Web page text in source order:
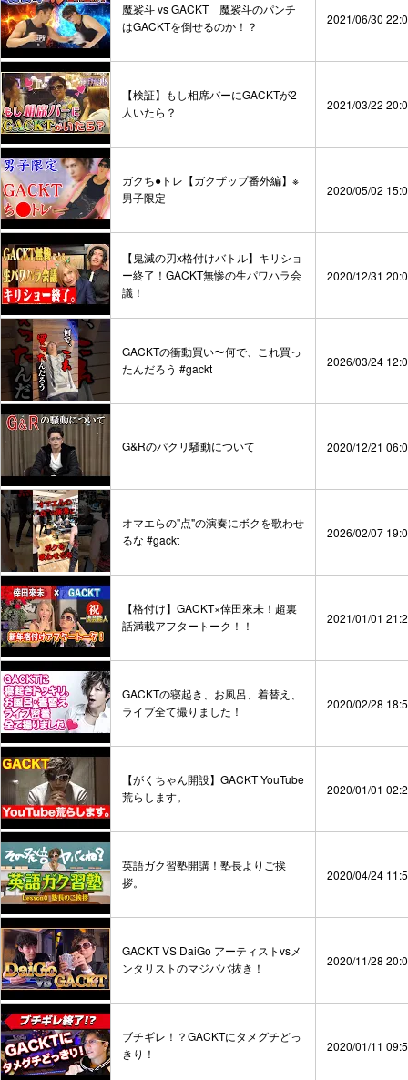
魔裟斗 vs GACKT 魔裟斗のパンチ
はGACKTを倒せるのか！？
2021/06/30
【検証】もし相席バーにGACKTが2
人いたら？
2021/03/22
ガクち●トレ【ガクザップ番外編】※
男子限定
2020/05/02
【鬼滅の刃x格付けバトル】キリショ
ー終了！GACKT無惨の生パワハラ会
議！
2020/12/31
GACKTの衝動買い〜何で、これ買っ
たんだろう #gackt
2026/03/24
G&Rのパクリ騒動について 2020/12/21
オマエらの"点"の演奏にボクを歌わせ
るな #gackt
2026/02/07
【格付け】GACKT×倖田來未！超裏
話満載アフタートーク！！
2021/01/01
GACKTの寝起き、お風呂、着替え、
ライブ全て撮りました！
2020/02/28
【がくちゃん開設】GACKT YouTube
荒らします。
2020/01/01
英語ガク習塾開講！塾長よりご挨
拶。
2020/04/24
GACKT VS DaiGo アーティストvsメ
ンタリストのマジババ抜き！
2020/11/28
ブチギレ！？GACKTにタメグチどっ
きり！
2020/01/11